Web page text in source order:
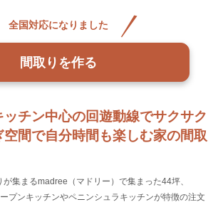
チン中心の回遊動線でサクサク
間で自分時間も楽しむ家の間取
集まるmadree（マドリー）で集まった44坪、
プンキッチンやペニンシュラキッチンが特徴の注文
全国対応になりました
間取りを作る